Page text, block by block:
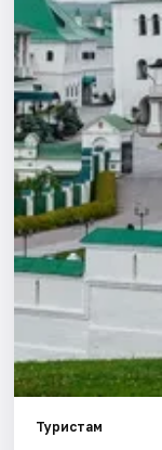
Города
Площадки
Артисты
Рейтинги
Туристам